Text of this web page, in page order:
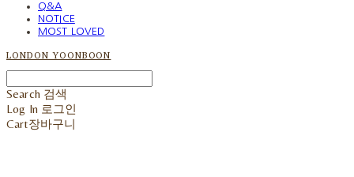
Q&A
NOTICE
MOST LOVED
LONDON YOONBOON
Search 검색
Log In 로그인
Cart장바구니